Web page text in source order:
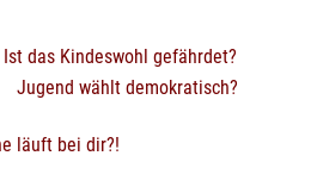
das Kindeswohl gefährdet?
Jugend wählt demokratisch?
läuft bei dir?!